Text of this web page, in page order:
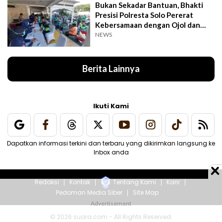
Bukan Sekadar Bantuan, Bhakti
Presisi Polresta Solo Pererat
Kebersamaan dengan Ojol dan
Supeltas
NEWS
Berita Lainnya
Ikuti Kami
Dapatkan informasi terkini dan terbaru yang dikirimkan langsung ke
Inbox anda
Redaksi Kontak Tentang Kami
Karir
Pedoman Media Siber
Site Map
© 2026 suara.com - All Rights Reserved.